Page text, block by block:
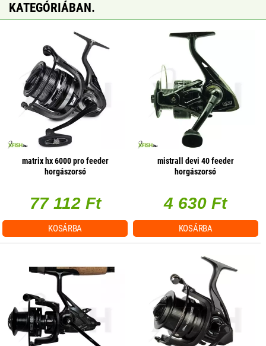
KATEGÓRIÁBAN.
matrix hx 6000 pro feeder
horgászorsó
77 112 Ft
KOSÁRBA
mistrall devi 40 feeder
horgászorsó
4 630 Ft
KOSÁRBA